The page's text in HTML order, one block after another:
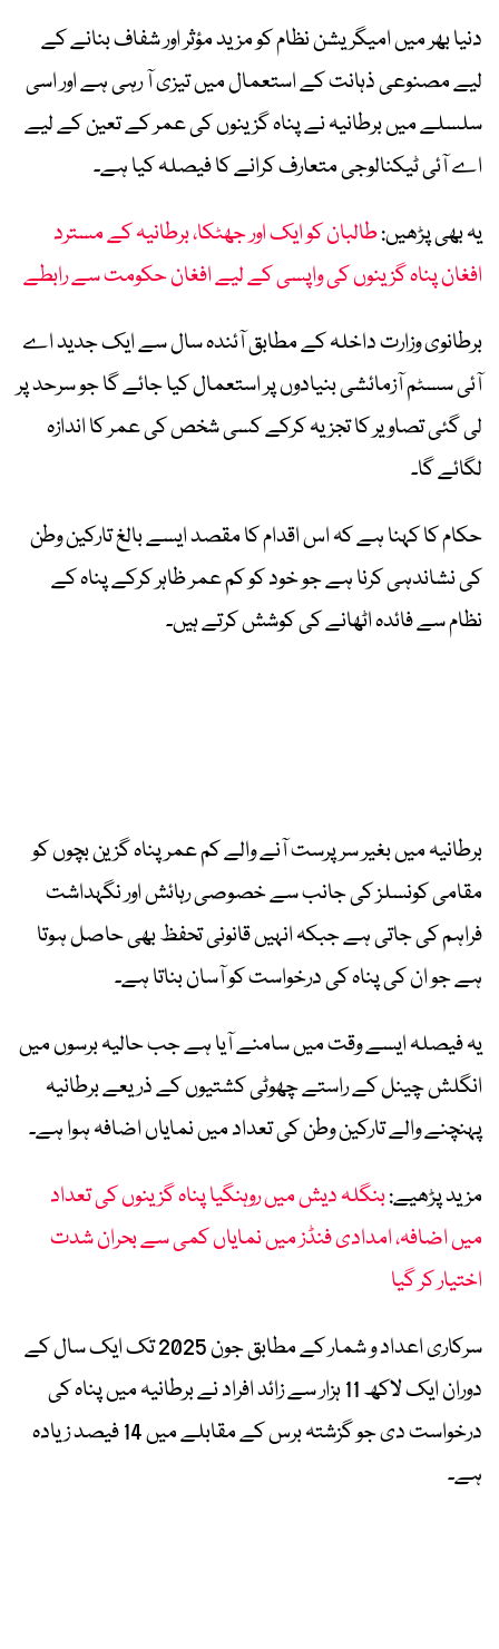
دنیا بھر میں امیگریشن نظام کو مزید مؤثر اور شفاف بنانے کے
لیے مصنوعی ذہانت کے استعمال میں تیزی آ رہی ہے اور اسی
سلسلے میں برطانیہ نے پناہ گزینوں کی عمر کے تعین کے لیے
اے آئی ٹیکنالوجی متعارف کرانے کا فیصلہ کیا ہے۔
یہ بھی پڑھیں:طالبان کو ایک اور جھٹکا، برطانیہ کے مسترد
افغان پناہ گزینوں کی واپسی کے لیے افغان حکومت سے رابطے
برطانوی وزارت داخلہ کے مطابق آئندہ سال سے ایک جدید اے
آئی سسٹم آزمائشی بنیادوں پر استعمال کیا جائے گا جو سرحد پر
لی گئی تصاویر کا تجزیہ کرکے کسی شخص کی عمر کا اندازہ
لگائے گا۔
حکام کا کہنا ہے کہ اس اقدام کا مقصد ایسے بالغ تارکین وطن
کی نشاندہی کرنا ہے جو خود کو کم عمر ظاہر کرکے پناہ کے
نظام سے فائدہ اٹھانے کی کوشش کرتے ہیں۔
برطانیہ میں بغیر سرپرست آنے والے کم عمر پناہ گزین بچوں کو
مقامی کونسلز کی جانب سے خصوصی رہائش اور نگہداشت
فراہم کی جاتی ہے جبکہ انہیں قانونی تحفظ بھی حاصل ہوتا
ہے جو ان کی پناہ کی درخواست کو آسان بناتا ہے۔
یہ فیصلہ ایسے وقت میں سامنے آیا ہے جب حالیہ برسوں میں
انگلش چینل کے راستے چھوٹی کشتیوں کے ذریعے برطانیہ
پہنچنے والے تارکین وطن کی تعداد میں نمایاں اضافہ ہوا ہے۔
مزید پڑھیے:بنگلہ دیش میں روہنگیا پناہ گزینوں کی تعداد
میں اضافہ، امدادی فنڈز میں نمایاں کمی سے بحران شدت
اختیار کر گیا
سرکاری اعداد و شمار کے مطابق جون 2025 تک ایک سال کے
دوران ایک لاکھ 11 ہزار سے زائد افراد نے برطانیہ میں پناہ کی
درخواست دی جو گزشتہ برس کے مقابلے میں 14 فیصد زیادہ
ہے۔